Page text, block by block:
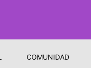
COMUNIDAD